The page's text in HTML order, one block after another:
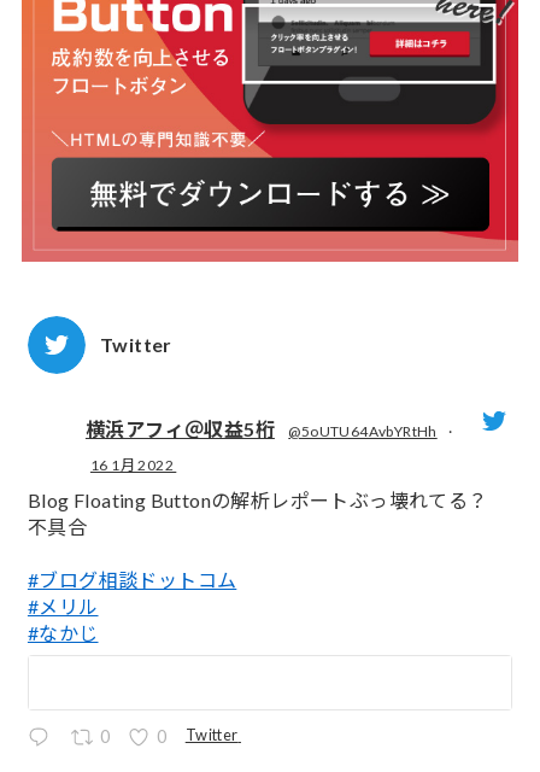
Twitter
横浜アフィ＠収益5桁 @5oUTU64AvbYRtHh
·
16 1月 2022
Blog Floating Buttonの解析レポートぶっ壊れてる？
不具合
#ブログ相談ドットコム
#メリル
#なかじ
0 0 Twitter